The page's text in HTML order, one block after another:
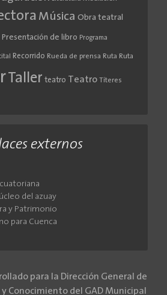
Música Obra teatral
Presentación de libro Programa
Recorrido Rueda de prensa Ruta Ruta
Taller teatro Teatro Títeres
externos
del azuay
y Patrimonio
para Cuenca
para la Dirección General de
y Conocimiento del GAD Municipal